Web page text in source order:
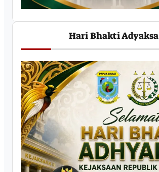
Hari Bhakti Adyaksa